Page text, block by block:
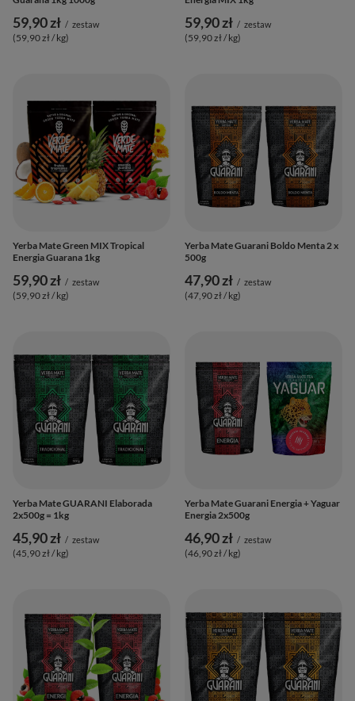
59,90 zł / zestaw
(59,90 zł / kg)
59,90 zł / zestaw
(59,90 zł / kg)
Yerba Mate Green MIX Tropical
Energia Guarana 1kg
59,90 zł / zestaw
(59,90 zł / kg)
Yerba Mate Guarani Boldo Menta 2 x
500g
47,90 zł / zestaw
(47,90 zł / kg)
Yerba Mate GUARANI Elaborada
2x500g = 1kg
45,90 zł / zestaw
(45,90 zł / kg)
Yerba Mate Guarani Energia + Yaguar
Energia 2x500g
46,90 zł / zestaw
(46,90 zł / kg)